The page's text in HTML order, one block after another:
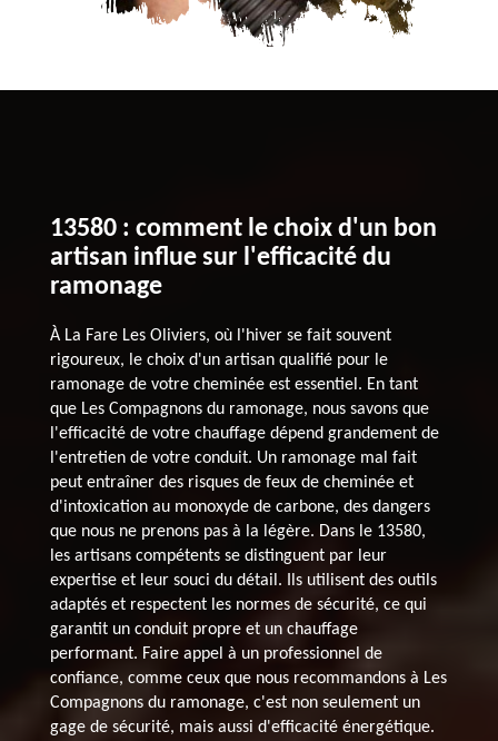
13580 : comment le choix d'un bon
artisan influe sur l'efficacité du
ramonage
À La Fare Les Oliviers, où l'hiver se fait souvent
rigoureux, le choix d'un artisan qualifié pour le
ramonage de votre cheminée est essentiel. En tant
que Les Compagnons du ramonage, nous savons que
l'efficacité de votre chauffage dépend grandement de
l'entretien de votre conduit. Un ramonage mal fait
peut entraîner des risques de feux de cheminée et
d'intoxication au monoxyde de carbone, des dangers
que nous ne prenons pas à la légère. Dans le 13580,
les artisans compétents se distinguent par leur
expertise et leur souci du détail. Ils utilisent des outils
adaptés et respectent les normes de sécurité, ce qui
garantit un conduit propre et un chauffage
performant. Faire appel à un professionnel de
confiance, comme ceux que nous recommandons à Les
Compagnons du ramonage, c'est non seulement un
gage de sécurité, mais aussi d'efficacité énergétique.